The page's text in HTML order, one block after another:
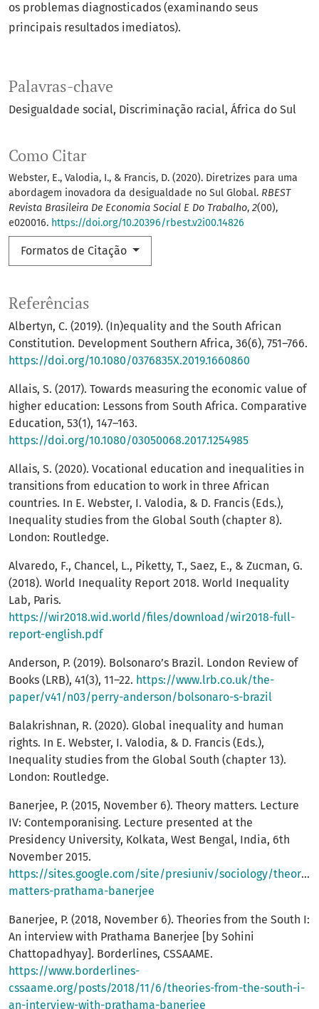
Palavras-chave
Desigualdade social Discriminação racial África do Sul
Como Citar
Webster, E., Valodia, I., & Francis, D. (2020). Diretrizes para uma
abordagem inovadora da desigualdade no Sul Global. RBEST
Revista Brasileira De Economia Social E Do Trabalho, 2(00),
e020016. https://doi.org/10.20396/rbest.v2i00.14826
Formatos de Citação
os problemas diagnosticados (examinando seus
principais resultados imediatos).
Referências
Albertyn, C. (2019). (In)equality and the South African
Constitution. Development Southern Africa, 36(6), 751–766.
https://doi.org/10.1080/0376835X.2019.1660860
Allais, S. (2017). Towards measuring the economic value of
higher education: Lessons from South Africa. Comparative
Education, 53(1), 147–163.
https://doi.org/10.1080/03050068.2017.1254985
Allais, S. (2020). Vocational education and inequalities in
transitions from education to work in three African
countries. In E. Webster, I. Valodia, & D. Francis (Eds.),
Inequality studies from the Global South (chapter 8).
London: Routledge.
Alvaredo, F., Chancel, L., Piketty, T., Saez, E., & Zucman, G.
(2018). World Inequality Report 2018. World Inequality
Lab, Paris.
https://wir2018.wid.world/files/download/wir2018-full-
report-english.pdf
Anderson, P. (2019). Bolsonaro’s Brazil. London Review of
Books (LRB), 41(3), 11–22. https://www.lrb.co.uk/the-
paper/v41/n03/perry-anderson/bolsonaro-s-brazil
Balakrishnan, R. (2020). Global inequality and human
rights. In E. Webster, I. Valodia, & D. Francis (Eds.),
Inequality studies from the Global South (chapter 13).
London: Routledge.
Banerjee, P. (2015, November 6). Theory matters. Lecture
IV: Contemporanising. Lecture presented at the
Presidency University, Kolkata, West Bengal, India, 6th
November 2015.
https://sites.google.com/site/presiuniv/sociology/theory-
matters-prathama-banerjee
Banerjee, P. (2018, November 6). Theories from the South I:
An interview with Prathama Banerjee [by Sohini
Chattopadhyay]. Borderlines, CSSAAME.
https://www.borderlines-
cssaame.org/posts/2018/11/6/theories-from-the-south-i-
an-interview-with-prathama-banerjee